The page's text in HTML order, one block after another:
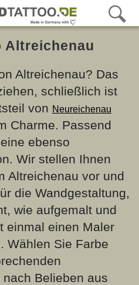
Altreichenau
Altreichenau? Das
schließlich ist
von Neureichenau
Charme. Passend
ebenso
Wir stellen Ihnen
Altreichenau vor und
die Wandgestaltung,
wie aufgemalt und
einmal einen Maler
Wählen Sie Farbe
Belieben aus